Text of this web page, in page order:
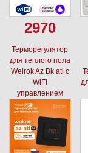
2970
Терморегулятор
для теплого пола
Welrok Az Bk atl с
WiFi
управлением